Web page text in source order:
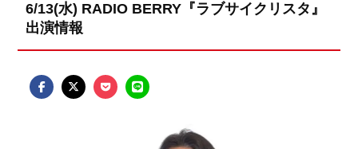
6/13(水) RADIO BERRY『ラブサイクリスタ』
出演情報